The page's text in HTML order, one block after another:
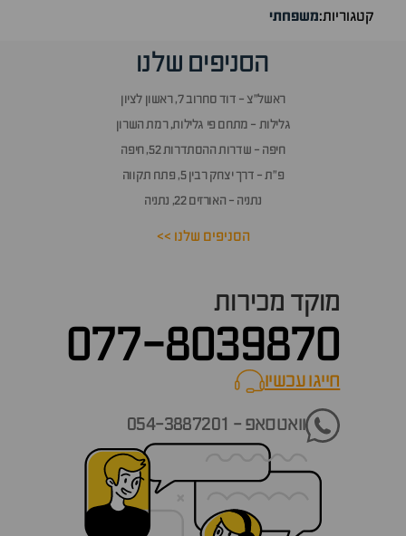
קטגוריות:משפחתי
הסניפים שלנו
ראשל״צ - דוד סחרוב 7, ראשון לציון
גלילות - מתחם פי גלילות, רמת השרון
חיפה - שדרות ההסתדרות 52, חיפה
פ״ת - דרך יצחק רבין 5, פתח תקווה
נתניה - האורזים 22, נתניה
הסניפים שלנו >>
מוקד מכירות
077-8039870
חייגו עכשיוcall now
וואטסאפ - 054-3887201